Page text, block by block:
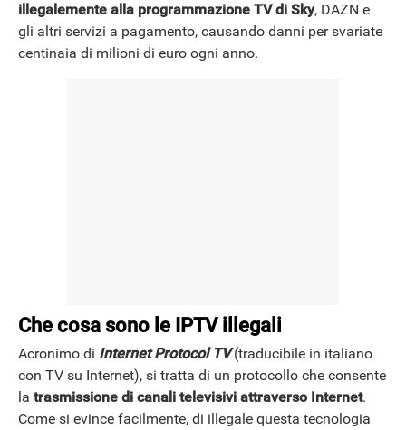
illegalemente alla programmazione TV di Sky, DAZN e
gli altri servizi a pagamento, causando danni per svariate
centinaia di milioni di euro ogni anno.
Che cosa sono le IPTV illegali
Acronimo di Internet ProtocolTV(traducibile in italiano
con TV su Internet), si tratta di un protocollo che consente
la trasmissione di canali televisivi attraverso Internet.
Come si evince facilmente, di illegale questa tecnologia